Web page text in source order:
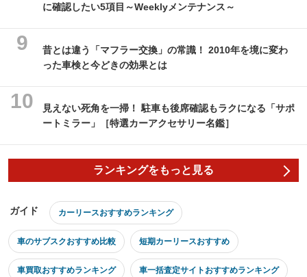
に確認したい5項目～Weeklyメンテナンス～
昔とは違う「マフラー交換」の常識！ 2010年を境に変わ
った車検と今どきの効果とは
見えない死角を一掃！ 駐車も後席確認もラクになる「サポ
ートミラー」［特選カーアクセサリー名鑑］
ランキングをもっと見る
ガイド カーリースおすすめランキング
車のサブスクおすすめ比較 短期カーリースおすすめ
車買取おすすめランキング 車一括査定サイトおすすめランキング